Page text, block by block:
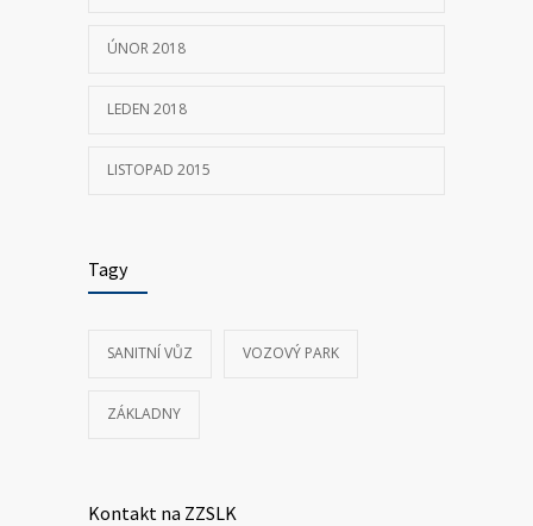
ÚNOR 2018
LEDEN 2018
LISTOPAD 2015
Tagy
SANITNÍ VŮZ VOZOVÝ PARK
ZÁKLADNY
Kontakt na ZZSLK